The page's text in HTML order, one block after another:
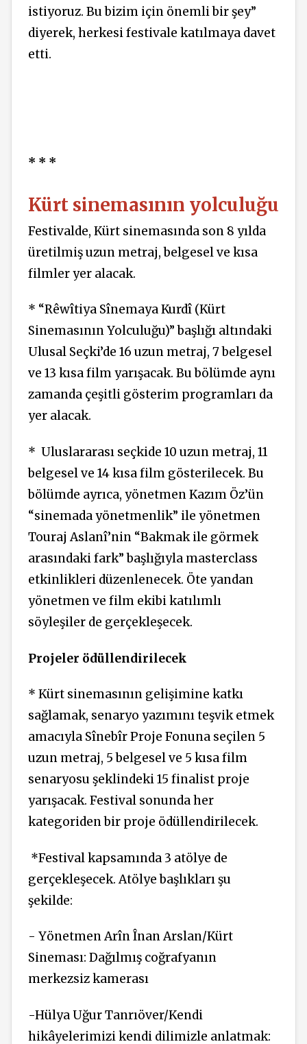
istiyoruz. Bu bizim için önemli bir şey”
diyerek, herkesi festivale katılmaya davet
etti.
* * *
Kürt sinemasının yolculuğu
Festivalde, Kürt sinemasında son 8 yılda
üretilmiş uzun metraj, belgesel ve kısa
filmler yer alacak.
* “Rêwîtiya Sînemaya Kurdî (Kürt
Sinemasının Yolculuğu)” başlığı altındaki
Ulusal Seçki’de 16 uzun metraj, 7 belgesel
ve 13 kısa film yarışacak. Bu bölümde aynı
zamanda çeşitli gösterim programları da
yer alacak.
* Uluslararası seçkide 10 uzun metraj, 11
belgesel ve 14 kısa film gösterilecek. Bu
bölümde ayrıca, yönetmen Kazım Öz’ün
“sinemada yönetmenlik” ile yönetmen
Touraj Aslanî’nin “Bakmak ile görmek
arasındaki fark” başlığıyla masterclass
etkinlikleri düzenlenecek. Öte yandan
yönetmen ve film ekibi katılımlı
söyleşiler de gerçekleşecek.
Projeler ödüllendirilecek
* Kürt sinemasının gelişimine katkı
sağlamak, senaryo yazımını teşvik etmek
amacıyla Sînebîr Proje Fonuna seçilen 5
uzun metraj, 5 belgesel ve 5 kısa film
senaryosu şeklindeki 15 finalist proje
yarışacak. Festival sonunda her
kategoriden bir proje ödüllendirilecek.
*Festival kapsamında 3 atölye de
gerçekleşecek. Atölye başlıkları şu
şekilde:
- Yönetmen Arîn Înan Arslan/Kürt
Sineması: Dağılmış coğrafyanın
merkezsiz kamerası
-Hülya Uğur Tanrıöver/Kendi
hikâyelerimizi kendi dilimizle anlatmak: